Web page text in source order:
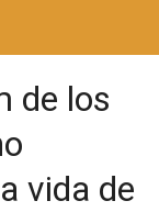
de los
vida de